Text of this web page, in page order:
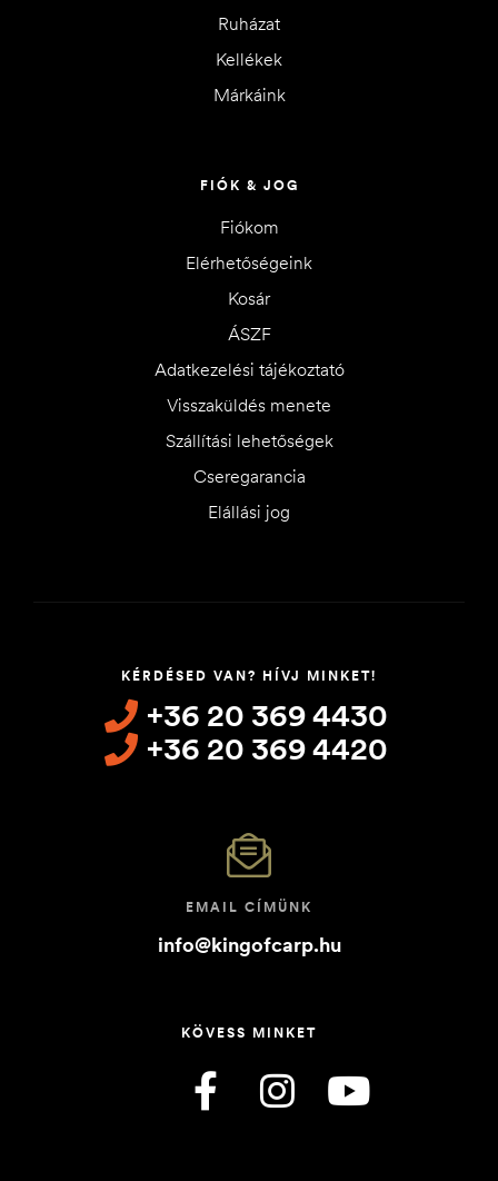
Ruházat
Kellékek
Márkáink
FIÓK & JOG
Fiókom
Elérhetőségeink
Kosár
ÁSZF
Adatkezelési tájékoztató
Visszaküldés menete
Szállítási lehetőségek
Cseregarancia
Elállási jog
KÉRDÉSED VAN? HÍVJ MINKET!
+36 20 369 4430
+36 20 369 4420
EMAIL CÍMÜNK
info@kingofcarp.hu
KÖVESS MINKET